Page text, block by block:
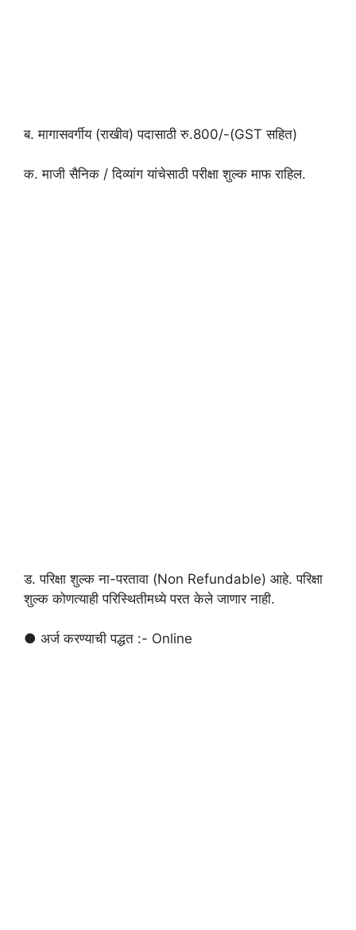
ब. मागासवर्गीय (राखीव) पदासाठी रु.800/-(GST सहित)
क. माजी सैनिक / दिव्यांग यांचेसाठी परीक्षा शुल्क माफ राहिल.
ड. परिक्षा शुल्क ना-परतावा (Non Refundable) आहे. परिक्षा
शुल्क कोणत्याही परिस्थितीमध्ये परत केले जाणार नाही.
● अर्ज करण्याची पद्धत :- Online